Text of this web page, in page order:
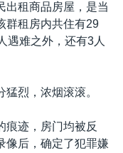
出租商品房屋，是当
群租房内共住有29
遇难之外，还有3人
猛烈，浓烟滚滚。
痕迹，房门均被反
像后，确定了犯罪嫌